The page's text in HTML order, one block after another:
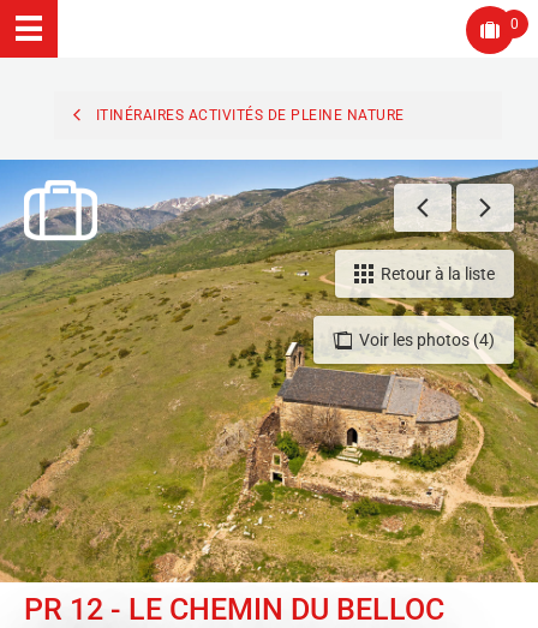
0
ITINÉRAIRES ACTIVITÉS DE PLEINE NATURE
Voir les photos (4)
Retour à la liste
PR 12 - LE CHEMIN DU BELLOC